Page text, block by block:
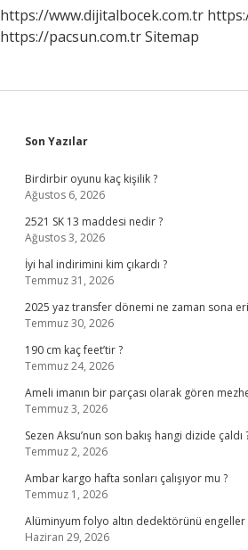
https://www.dijitalbocek.com.tr
https://pacsun.com.trSitemap
Sidebar
Son Yazılar
Birdirbir oyunu kaç kişilik ?
Ağustos 6, 2026
2521 SK 13 maddesi nedir ?
Ağustos 3, 2026
İyi hal indirimini kim çıkardı ?
Temmuz 31, 2026
2025 yaz transfer dönemi ne zaman sona
Temmuz 30, 2026
190 cm kaç feet’tir ?
Temmuz 24, 2026
Ameli imanın bir parçası olarak gören
Temmuz 3, 2026
Sezen Aksu’nun son bakış hangi dizide çaldı
Temmuz 2, 2026
Ambar kargo hafta sonları çalışıyor mu ?
Temmuz 1, 2026
Alüminyum folyo altın dedektörünü engeller
Haziran 29, 2026